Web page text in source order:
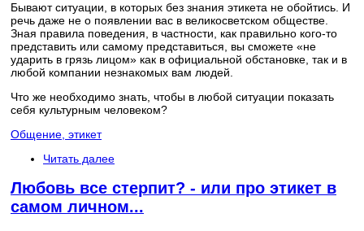
Бывают ситуации, в которых без знания этикета не обойтись. И
речь даже не о появлении вас в великосветском обществе.
Зная правила поведения, в частности, как правильно кого-то
представить или самому представиться, вы сможете «не
ударить в грязь лицом» как в официальной обстановке, так и в
любой компании незнакомых вам людей.
Что же необходимо знать, чтобы в любой ситуации показать
себя культурным человеком?
Общение, этикет
Читать далее
Любовь все стерпит? - или про этикет в
самом личном...